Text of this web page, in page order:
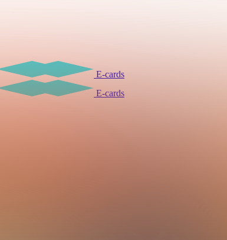
E-cards
E-cards